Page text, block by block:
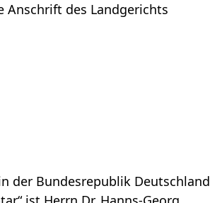
Anschrift des Landgerichts
der Bundesrepublik Deutschland